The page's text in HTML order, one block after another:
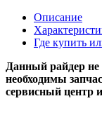
Описание
Где купить
Данный райдер не
необходимы
сервисный